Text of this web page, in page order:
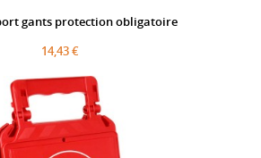
gants protection obligatoire
14,43 €